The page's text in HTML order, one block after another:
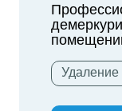
Удаление